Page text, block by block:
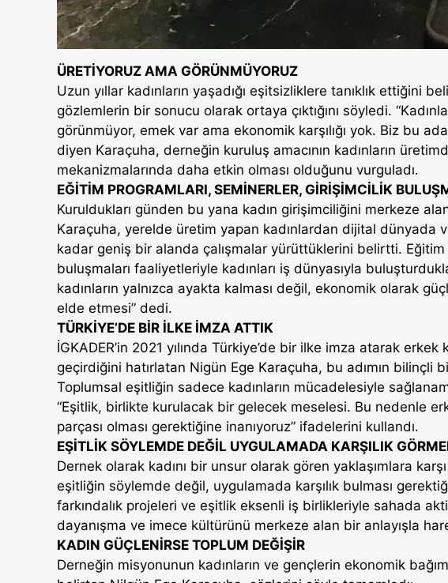
ÜRETİYORUZ AMA GÖRÜNMÜYORUZ
Uzun yıllar kadınların yaşadığı eşitsizliklere tanıklık ettiğini
gözlemlerin bir sonucu olarak ortaya çıktığını söyledi.
görünmüyor, emek var ama ekonomik karşılığı yok. Biz bu
diyen Karaçuha, derneğin kuruluş amacının kadınların
mekanizmalarında daha etkin olması olduğunu vurguladı.
EĞİTİM PROGRAMLARI, SEMİNERLER, GİRİŞİMCİLİK
Kuruldukları günden bu yana kadın girişimciliğini merkeze
Karaçuha, yerelde üretim yapan kadınlardan dijital dünyada
kadar geniş bir alanda çalışmalar yürüttüklerini belirtti.
buluşmaları faaliyetleriyle kadınları iş dünyasıyla
kadınların yalnızca ayakta kalması değil, ekonomik olarak
elde etmesi” dedi.
TÜRKİYE’DE BİR İLKE İMZA ATTIK
İGKADER’in 2021 yılında Türkiye’de bir ilke imza atarak erkek
geçirdiğini hatırlatan Nigün Ege Karaçuha, bu adımın bilinçli
Toplumsal eşitliğin sadece kadınların mücadelesiyle
“Eşitlik, birlikte kurulacak bir gelecek meselesi. Bu nedenle
parçası olması gerektiğine inanıyoruz” ifadelerini kullandı.
EŞİTLİK SÖYLEMDE DEĞİL UYGULAMADA KARŞILIK
Dernek olarak kadını bir unsur olarak gören yaklaşımlara
eşitliğin söylemde değil, uygulamada karşılık bulması
farkındalık projeleri ve eşitlik eksenli iş birlikleriyle sahada
dayanışma ve imece kültürünü merkeze alan bir anlayışla
KADIN GÜÇLENİRSE TOPLUM DEĞİŞİR
Derneğin misyonunun kadınların ve gençlerin ekonomik